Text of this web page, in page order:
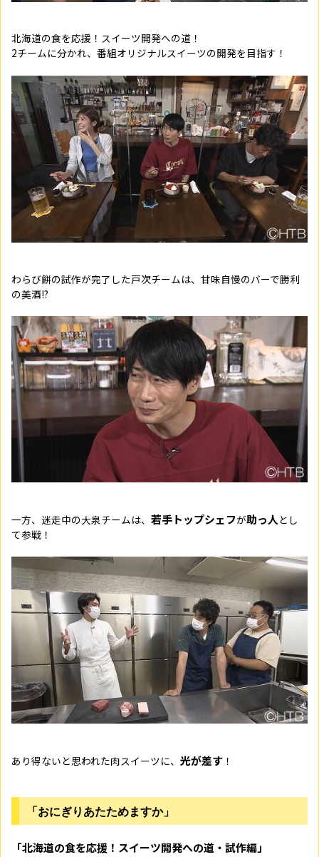
北海道の食を応援！スイーツ開発への道！
2チームに分かれ、番組オリジナルスイーツの開発を目指す！
わらび餅の試作が完了した戸次チームは、甘味自慢のバーで勝利
の美酒!?
一方、迷走中の大泉チームは、 若手トップシェフが助っ人とし
て参戦！
あり得ないと思われた肉スイーツに、 光が差す ！
「おにぎりあたためますか」
「北海道の食を応援！スイーツ開発への道・試作編」